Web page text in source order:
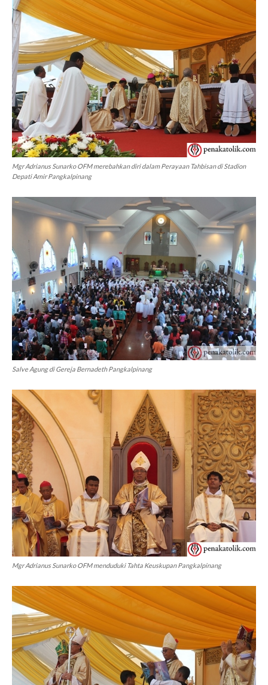
Mgr Adrianus Sunarko OFM merebahkan diri dalam Perayaan Tahbisan di Stadion
Depati Amir Pangkalpinang
Salve Agung di Gereja Bernadeth Pangkalpinang
Mgr Adrianus Sunarko OFM menduduki Tahta Keuskupan Pangkalpinang